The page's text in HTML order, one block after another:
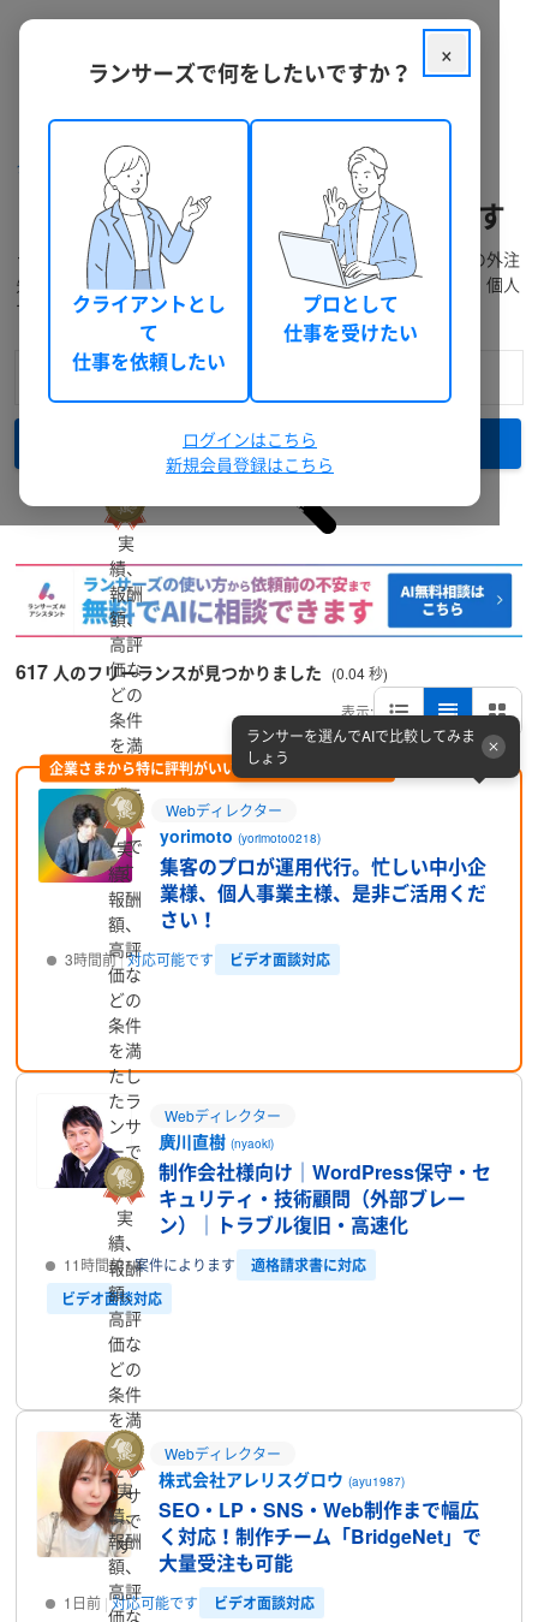
クラウドソーシング ランサーズ フリーランスを探す
自動車・バイクのフリーランスを探す
ランサーズには、経験豊富なフリーランスが多数在籍。プロの外注
先に発注・仕事依頼をしたい方は料金や実績で検索できます。個人
で仕事を受注したい方には無料登録がおすすめです。
詳細検索
617 人のフリーランスが見つかりました (0.04 秒)
表示:
企業さまから特に評判がいい方をピックアップ (PR)
実
績、
報酬
額、
高評
価な
どの
条件
を満
たし
たラ
ンサ
ーで
す
Webディレクター
yorimoto(yorimoto0218)
集客のプロが運用代行。忙しい中小企
業様、個人事業主様、是非ご活用くだ
さい！
ランサーを選んでAIで比較してみま
しょう
3時間前 対応可能です ビデオ面談対応
実
績、
報酬
額、
高評
価な
どの
条件
を満
たし
たラ
ンサ
ーで
す
Webディレクター
廣川直樹(nyaoki)
制作会社様向け｜WordPress保守・セ
キュリティ・技術顧問（外部ブレー
ン）｜トラブル復旧・高速化
11時間前 案件によります
適格請求書に対応
ビデオ面談対応
実
績、
報酬
額、
高評
価な
どの
条件
を満
たし
たラ
ンサ
ーで
す
Webディレクター
株式会社アレリスグロウ(ayu1987)
SEO・LP・SNS・Web制作まで幅広
く対応！制作チーム「BridgeNet」で
大量受注も可能
1日前 対応可能です ビデオ面談対応
実
績、
報酬
額、
高評
価な
×
ランサーズで何をしたいですか？
クライアントとし
て
仕事を依頼したい
プロとして
仕事を受けたい
ログインはこちら
新規会員登録はこちら